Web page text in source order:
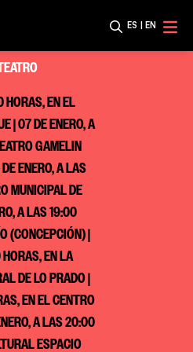
ES EN
EN EL
| 07 DE ENERO, A
GAMELIN
ENERO, A LAS
MUNICIPAL DE
A LAS 19:00
(CONCEPCIÓN) |
EN LA
DE LO PRADO |
EN EL CENTRO
A LAS 20:00
ESPACIO